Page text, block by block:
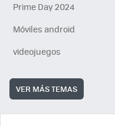
Prime Day 2024
Móviles android
videojuegos
VER MÁS TEMAS